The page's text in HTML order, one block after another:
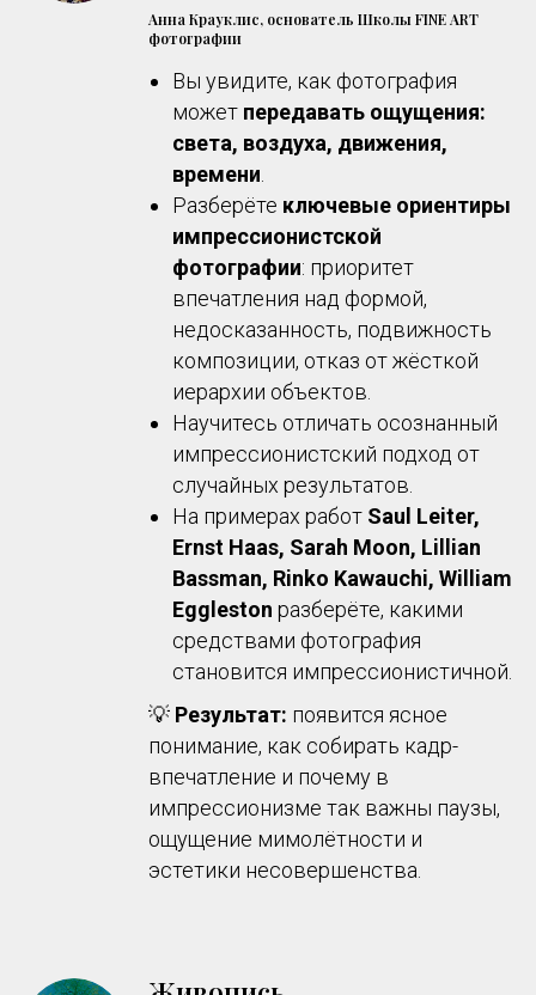
Анна Крауклис, основатель Школы FINE ART
фотографии
Вы увидите, как фотография
может передавать ощущения:
света, воздуха, движения,
времени
Разберёте ключевые ориентиры
импрессионистской
фотографии: приоритет
впечатления над формой,
недосказанность, подвижность
композиции, отказ от жёсткой
иерархии объектов.
Научитесь отличать осознанный
импрессионистский подход от
случайных результатов.
На примерах работ Saul Leiter,
Ernst Haas, Sarah Moon, Lillian
Bassman, Rinko Kawauchi, William
Eggleston разберёте, какими
средствами фотография
становится импрессионистичной.
💡 Результат: появится ясное
понимание, как собирать кадр-
впечатление и почему в
импрессионизме так важны паузы,
ощущение мимолётности и
эстетики несовершенства.